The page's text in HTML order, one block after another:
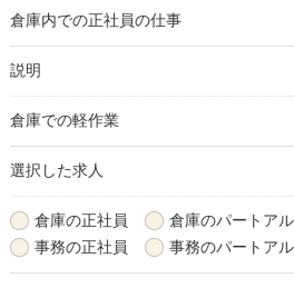
＜個人情報の安全管理＞
当社では、個人情報の漏洩等がなさ
理対策を実施します。
＜個人情報を与えなかった場合に生
必要な情報を頂けない場合は、それ
＜個人情報の開示･訂正・削除･利用停
倉庫内での正社員の仕事
説明
倉庫での軽作業
選択した求人
倉庫の正社員
倉庫のパートア
事務の正社員
事務のパートア